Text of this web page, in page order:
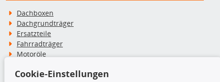
Dachboxen
Dachgrundträger
Ersatzteile
Fahrradträger
Motoröle
Schneeketten
Cookie-Einstellungen